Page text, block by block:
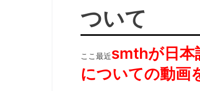
ついて
ここ最近smthが日本
についての動画